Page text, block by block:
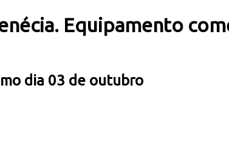
Equipamento
dia 03 de outubro